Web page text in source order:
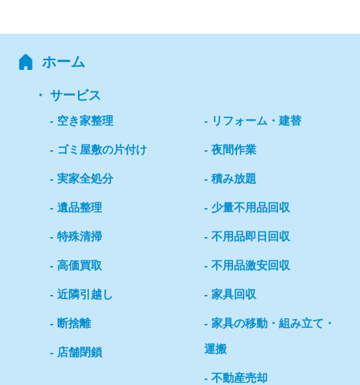
ホーム
サービス
空き家整理
ゴミ屋敷の片付け
実家全処分
遺品整理
特殊清掃
高価買取
近隣引越し
断捨離
店舗閉鎖
リフォーム・建替
夜間作業
積み放題
少量不用品回収
不用品即日回収
不用品激安回収
家具回収
家具の移動・組み立て・
運搬
不動産売却